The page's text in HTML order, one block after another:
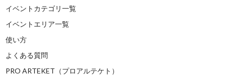
イベントカテゴリ一覧
イベントエリア一覧
使い方
よくある質問
PRO ARTEKET（プロアルテケト）